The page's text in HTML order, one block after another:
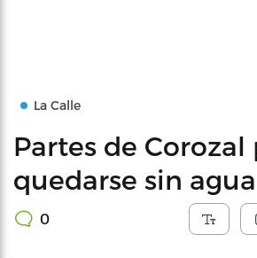
La Calle
Partes de
quedarse sin agua
0